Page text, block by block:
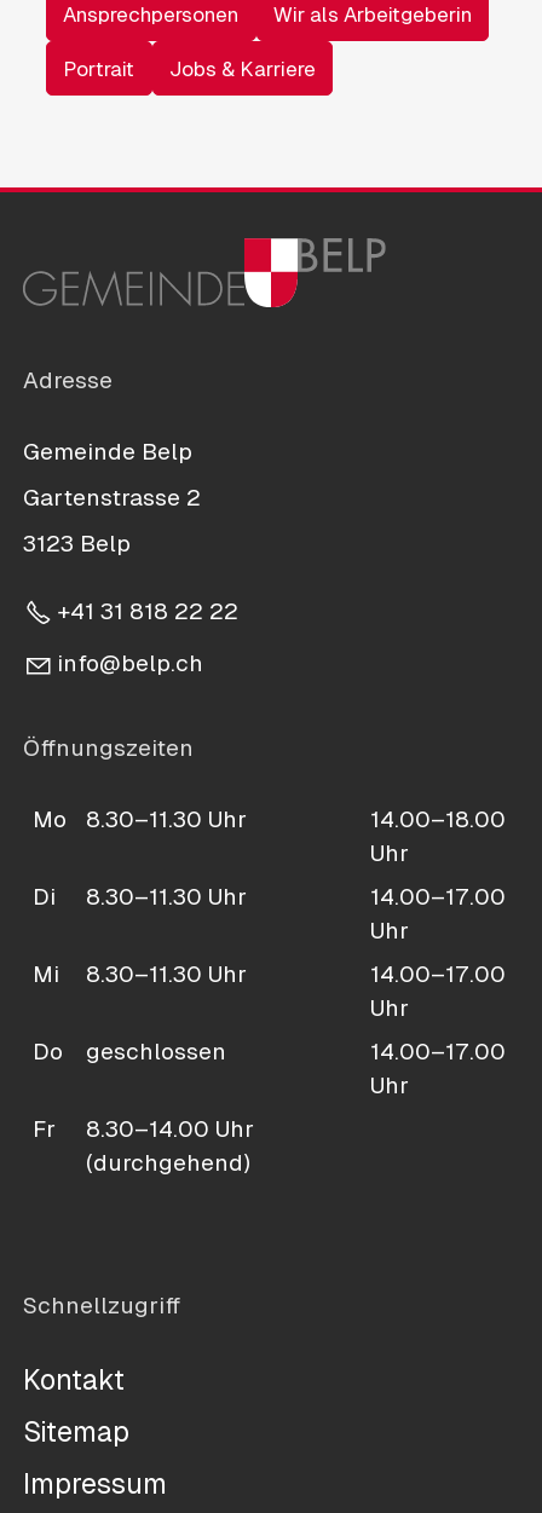
Ansprechpersonen Wir als Arbeitgeberin
Portrait Jobs & Karriere
Adresse
Gemeinde Belp
Gartenstrasse 2
3123 Belp
+41 31 818 22 22
nf b lp ch
Öffnungszeiten
Mo 8.30–11.30 Uhr
14.00–18.00
Uhr
Di
8.30–11.30 Uhr
14.00–17.00
Uhr
Mi
8.30–11.30 Uhr
14.00–17.00
Uhr
Do
geschlossen
14.00–17.00
Uhr
Fr
8.30–14.00 Uhr
(durchgehend)
Schnellzugriff
Kontakt
Sitemap
Impressum